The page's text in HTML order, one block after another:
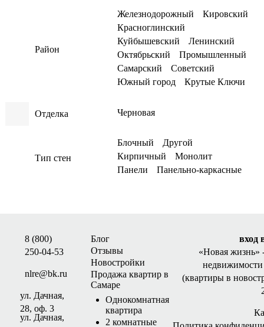
Район
Железнодорожный
Кировский
Красноглинский
Куйбышевский
Ленинский
Октябрьский
Промышленный
Самарский
Советский
Южный город
Крутые Ключи
Отделка Черновая
Тип стен
Блочный
Другой
Кирпичный
Монолит
Панели
Панельно-каркасные
8 (800)
250-04-53
nlre@bk.ru
ул. Дачная,
28, оф. 3
ул. Дачная,
Блог
Отзывы
Новостройки
Продажа квартир в
Самаре
Однокомнатная
квартира
2 комнатные
вход
«Новая жизнь»
(квартиры в